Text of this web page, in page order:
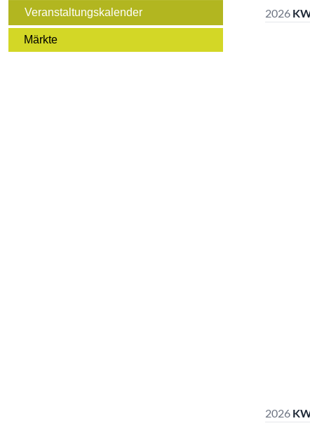
Veranstaltungskalender
Märkte